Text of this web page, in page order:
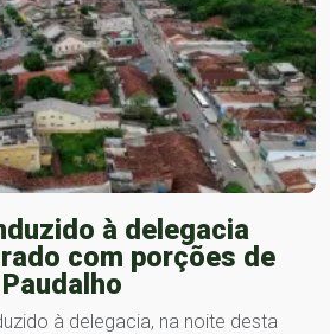
à delegacia
com porções de
à delegacia, na noite desta